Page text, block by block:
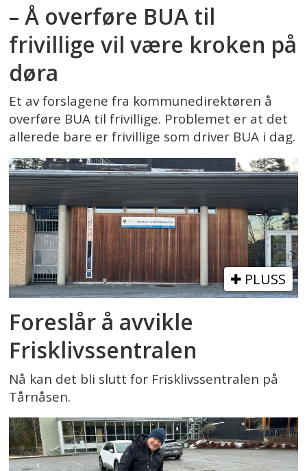
– Å overføre BUA til
frivillige vil være kroken på
døra
Et av forslagene fra kommunedirektøren å
overføre BUA til frivillige. Problemet er at det
allerede bare er frivillige som driver BUA i dag.
PLUSS
Foreslår å avvikle
Frisklivssentralen
Nå kan det bli slutt for Frisklivssentralen på
Tårnåsen.